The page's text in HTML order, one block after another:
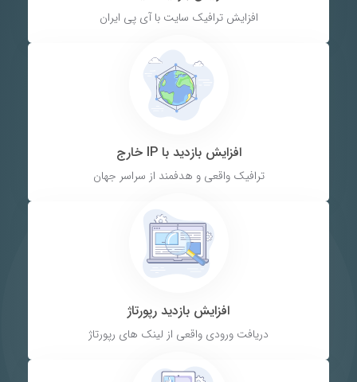
افزایش ترافیک سایت با آی پی ایران
افزایش بازدید با IP خارج
ترافیک واقعی و هدفمند از سراسر جهان
افزایش بازدید رپورتاژ
دریافت ورودی واقعی از لینک های رپورتاژ